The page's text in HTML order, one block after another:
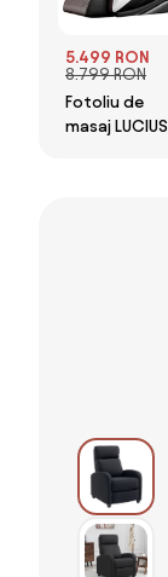
5.499 RON
8.799 RON
Fotoliu de
masaj
extensibil,
PU Premium,
Maro